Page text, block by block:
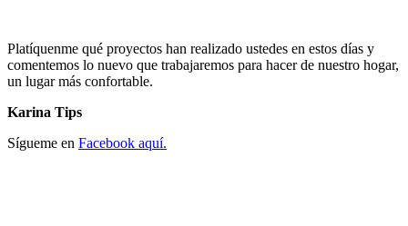
Platíquenme qué proyectos han realizado ustedes en estos días y
comentemos lo nuevo que trabajaremos para hacer de nuestro hogar,
un lugar más confortable.
Karina Tips
Sígueme en Facebook aquí.